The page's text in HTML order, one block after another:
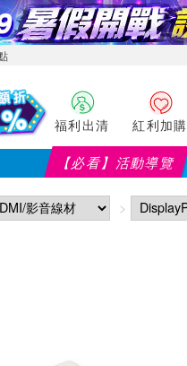
福利出清 紅利加購
【必看】活動導覽